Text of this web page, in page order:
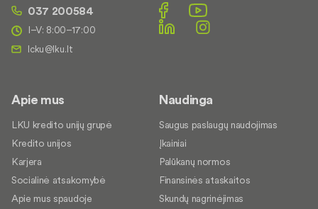
037 200584
I–V: 8:00–17:00
Apie mus
LKU kredito unijų grupė
Kredito unijos
Karjera
Socialinė atsakomybė
Apie mus spaudoje
Naudinga
Saugus paslaugų naudojimas
Įkainiai
Palūkanų normos
Finansinės ataskaitos
Skundų nagrinėjimas